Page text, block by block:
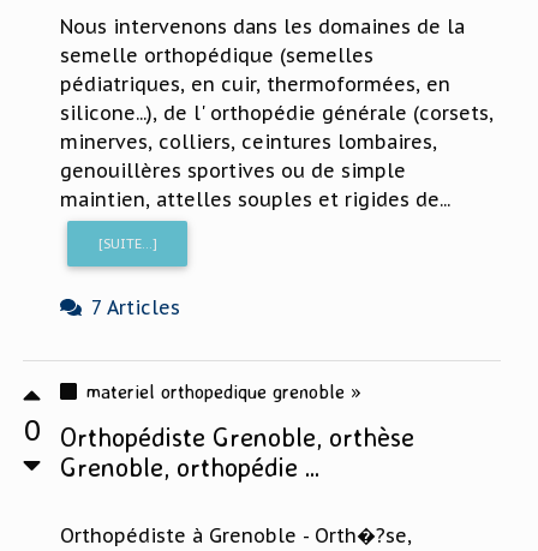
Nous intervenons dans les domaines de la
semelle orthopédique (semelles
pédiatriques, en cuir, thermoformées, en
silicone...), de l' orthopédie générale (corsets,
minerves, colliers, ceintures lombaires,
genouillères sportives ou de simple
maintien, attelles souples et rigides de...
[SUITE...]
7 Articles
0
materiel orthopedique grenoble »
Orthopédiste Grenoble, orthèse
Grenoble, orthopédie ...
Orthopédiste à Grenoble - Orth�?se,